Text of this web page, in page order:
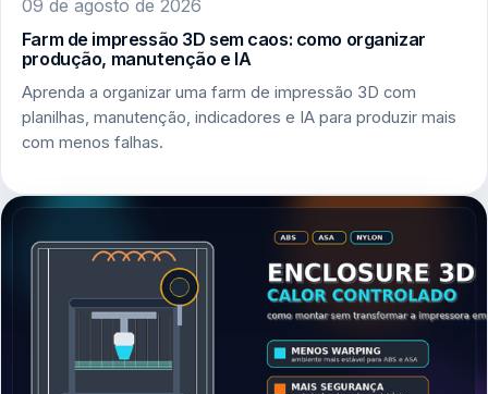
09 de agosto de 2026
Farm de impressão 3D sem caos: como organizar
produção, manutenção e IA
Aprenda a organizar uma farm de impressão 3D com
planilhas, manutenção, indicadores e IA para produzir mais
com menos falhas.